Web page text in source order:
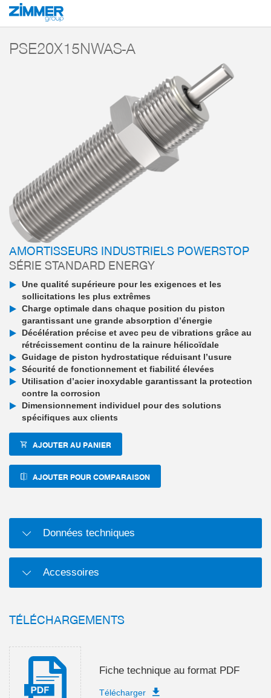
Démarrage Produits
PSE20X15NWAS-A
AMORTISSEURS INDUSTRIELS POWERSTOP
SÉRIE STANDARD ENERGY
Une qualité supérieure pour les exigences et les
sollicitations les plus extrêmes
Charge optimale dans chaque position du piston
garantissant une grande absorption d’énergie
Décélération précise et avec peu de vibrations grâce au
rétrécissement continu de la rainure hélicoïdale
Guidage de piston hydrostatique réduisant l’usure
Sécurité de fonctionnement et fiabilité élevées
Utilisation d’acier inoxydable garantissant la protection
contre la corrosion
Dimensionnement individuel pour des solutions
spécifiques aux clients
AJOUTER AU PANIER
AJOUTER POUR COMPARAISON
Données techniques
Accessoires
TÉLÉCHARGEMENTS
Fiche technique au format PDF
Télécharger